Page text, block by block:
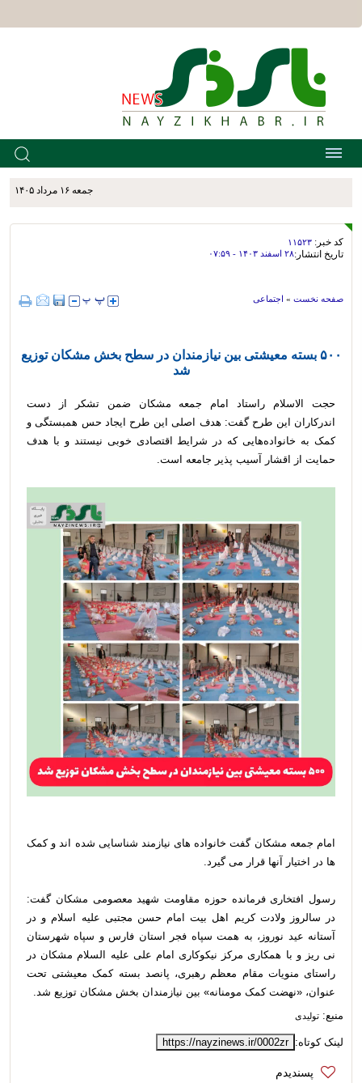
جمعه ۱۶ مرداد ۱۴۰۵
کد خبر: ۱۱۵۲۳
تاریخ انتشار:۲۸ اسفند ۱۴۰۳ - ۰۷:۵۹
صفحه نخست » اجتماعی
۵۰۰ بسته معیشتی بین نیازمندان در سطح بخش مشکان توزیع
شد
حجت الاسلام راستاد امام جمعه مشکان ضمن تشکر از دست
اندرکاران این طرح گفت: هدف اصلی این طرح ایجاد حس همبستگی و
کمک به خانواده‌هایی که در شرایط اقتصادی خوبی نیستند و با هدف
حمایت از اقشار آسیب پذیر جامعه است.
امام جمعه مشکان گفت خانواده های نیازمند شناسایی شده اند و کمک
ها در اختیار آنها قرار می گیرد.
رسول افتخاری فرمانده حوزه مقاومت شهید معصومی مشکان گفت:
در سالروز ولادت کریم اهل بیت امام حسن مجتبی علیه اسلام و در
آستانه عید نوروز، به همت سپاه فجر استان فارس و سپاه شهرستان
نی ریز و با همکاری مرکز نیکوکاری امام علی علیه السلام مشکان در
راستای منویات مقام معظم رهبری، پانصد بسته کمک معیشتی تحت
عنوان، «نهضت کمک مومنانه» بین نیازمندان بخش مشکان توزیع شد.
منبع: تولیدی
لینک کوتاه: https://nayzinews.ir/0002zr